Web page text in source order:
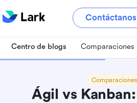
Contáctanos
Centro de blogs Comparaciones
Comparaciones
Ágil vs